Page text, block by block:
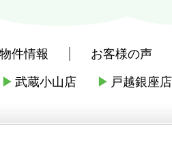
物件情報 お客様の声
▶ 武蔵小山店 ▶ 戸越銀座店